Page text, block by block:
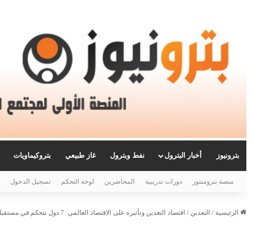
بترونيوز أخبار البترول نفط وبترول غاز طبيعي بتروكيماويات
منصة بترومنتور دورات تدريبية المحاضرين لوحة التحكم تسجيل الدخول
الرئيسية / التعدين / اقتصاد التعدين وتأثيره على الاقتصاد العالمي: 7 دول تتحكم في مستقبل المعادن الحيوية